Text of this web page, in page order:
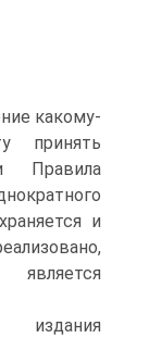
какому-
принять
Правила
и
издания